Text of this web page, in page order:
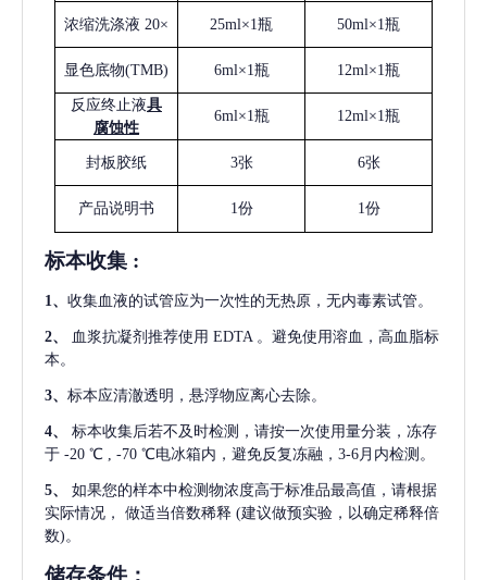
浓缩洗涤液 20× 25ml×1瓶 50ml×1瓶
显色底物(TMB) 6ml×1瓶 12ml×1瓶
反应终止液具
腐蚀性
6ml×1瓶 12ml×1瓶
封板胶纸 3张 6张
产品说明书 1份 1份
标本收集 :
1、 收集血液的试管应为一次性的无热原，无内毒素试管。
2、 血浆抗凝剂推荐使用 EDTA 。避免使用溶血，高血脂标
本。
3、 标本应清澈透明，悬浮物应离心去除。
4、
标本收集后若不及时检测，请按一次使用量分装，冻存
于 -20 ℃ , -70 ℃电冰箱内，避免反复冻融，3-6月内检测。
5、
如果您的样本中检测物浓度高于标准品最高值，请根据
实际情况，
做适当倍数稀释 (建议做预实验，以确定稀释倍
数)。
储存条件：